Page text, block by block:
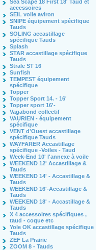
Sea Scape 18 First 18' Taud et
accessoires
SEIL voile aviron
SNIPE équipement spécifique
Tauds
SOLING accastillage
spécifique Tauds
Splash
STAR accastillage spécifique
Tauds
Strale ST 16
Sunfish
TEMPEST équipement
spécifique
Topper
Topper Sport 14. - 16'
Topper sport 16'-
Vagabond collectif
VAURIEN - équipement
spécifique
VENT d'Ouest accastillage
spécifique Tauds
WAYFARER Accastillage
spécifique -Voiles - Taud
Week-End 10' l'annexe à voile
WEEKEND 12' Accastillage &
Tauds
WEEKEND 14' - Accastillage &
Tauds
WEEKEND 16'-Accastillage &
Tauds
WEEKEND 18' - Accastillage &
Tauds
X 4 accessoires spécifiques ,
taud - coque etc
Yole OK accastillage spécifique
Tauds
ZEF La Prairie
ZOOM 8 - Tauds